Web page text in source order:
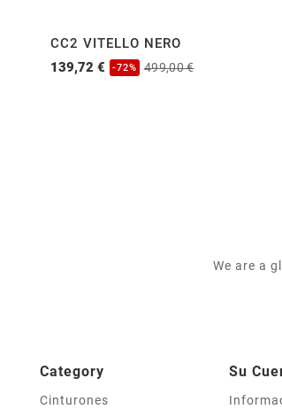
CC2 VITELLO NERO
139,72 €
-72% 499,00 €
We are a
Category
Cinturones
Su